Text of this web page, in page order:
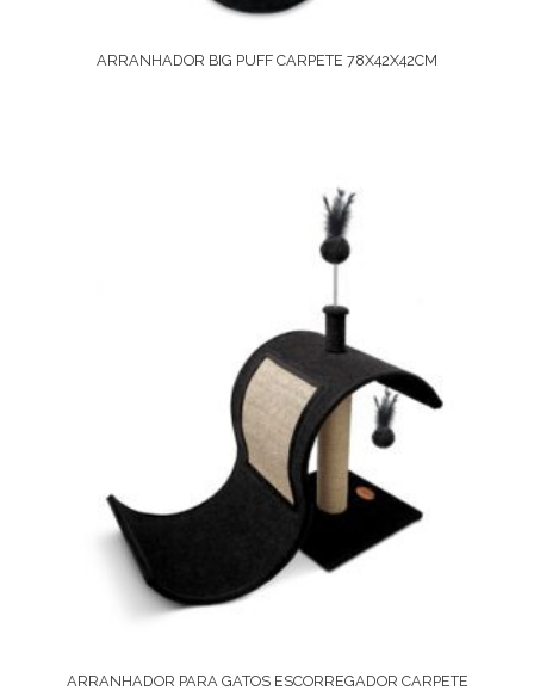
ARRANHADOR BIG PUFF CARPETE 78X42X42CM
Ver Opções
ARRANHADOR PARA GATOS ESCORREGADOR CARPETE